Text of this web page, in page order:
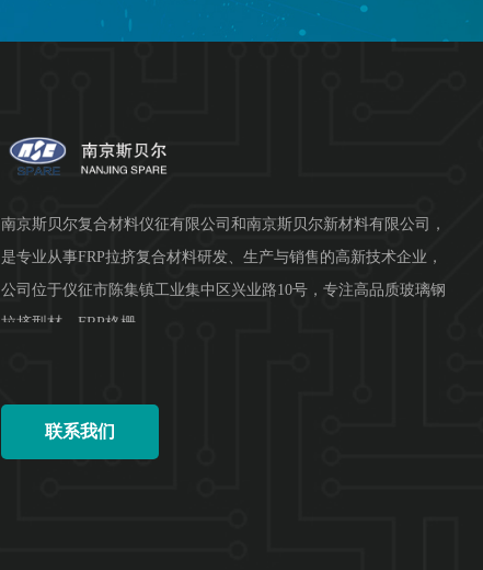
南京斯贝尔复合材料仪征有限公司和南京斯贝尔新材料有限公司，
是专业从事FRP拉挤复合材料研发、生产与销售的高新技术企业，
公司位于仪征市陈集镇工业集中区兴业路10号，专注高品质玻璃钢
拉挤型材、FRP格栅、...
联系我们